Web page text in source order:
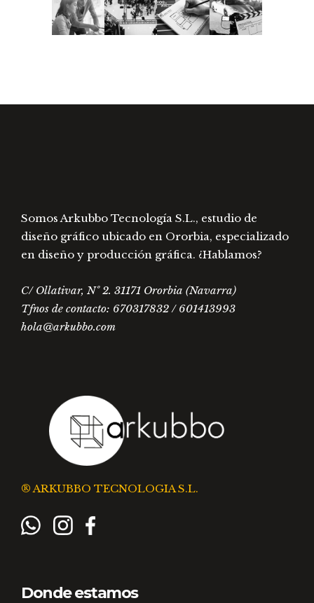
Somos Arkubbo Tecnología S.L., estudio de
diseño gráfico ubicado en Ororbia, especializado
en diseño y producción gráfica. ¿Hablamos?
C/ Ollativar, Nº 2. 31171 Ororbia (Navarra)
Tfnos de contacto: 670317832 / 601413993
hola@arkubbo.com
® ARKUBBO TECNOLOGIA S.L.
Donde estamos